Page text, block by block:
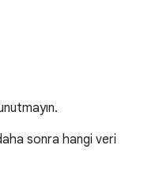
sonra hangi veri